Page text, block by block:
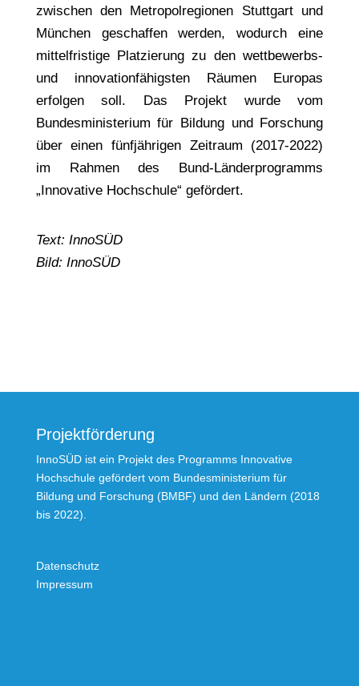
zwischen den Metropolregionen Stuttgart und
München geschaffen werden, wodurch eine
mittelfristige Platzierung zu den wettbewerbs-
und innovationfähigsten Räumen Europas
erfolgen soll. Das Projekt wurde vom
Bundesministerium für Bildung und Forschung
über einen fünfjährigen Zeitraum (2017-2022)
im Rahmen des Bund-Länderprogramms
„Innovative Hochschule“ gefördert.
Text: InnoSÜD
Bild: InnoSÜD
Projektförderung
InnoSÜD ist ein Projekt des Programms Innovative
Hochschule gefördert vom Bundesministerium für
Bildung und Forschung (BMBF) und den Ländern (2018
bis 2022).
Datenschutz
Impressum